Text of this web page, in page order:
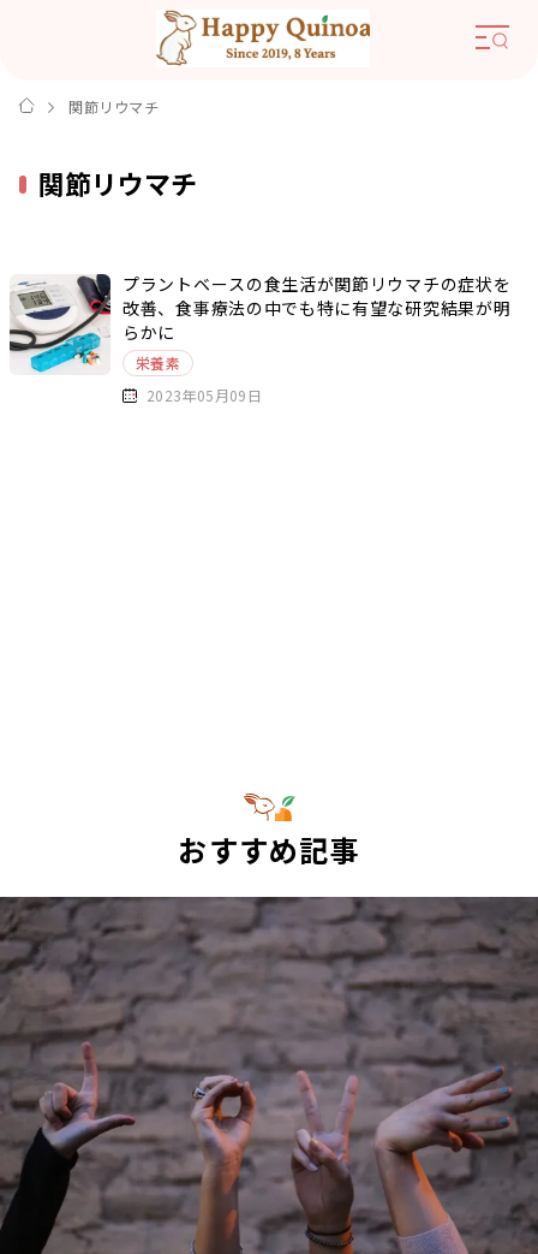
関節リウマチ
関節リウマチ
プラントベースの食生活が関節リウマチの症状を
改善、食事療法の中でも特に有望な研究結果が明
らかに
栄養素
2023年05月09日
おすすめ記事